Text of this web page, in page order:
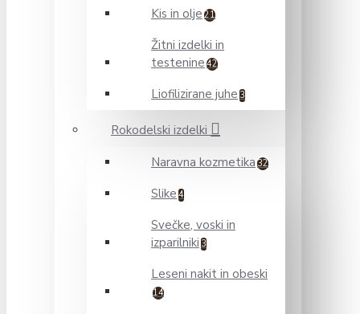
Kis in olje 21
Žitni izdelki in
testenine 42
Liofilizirane juhe 3
Rokodelski izdelki
Naravna kozmetika 32
Slike 4
Svečke, voski in
izparilniki 3
Leseni nakit in obeski
14